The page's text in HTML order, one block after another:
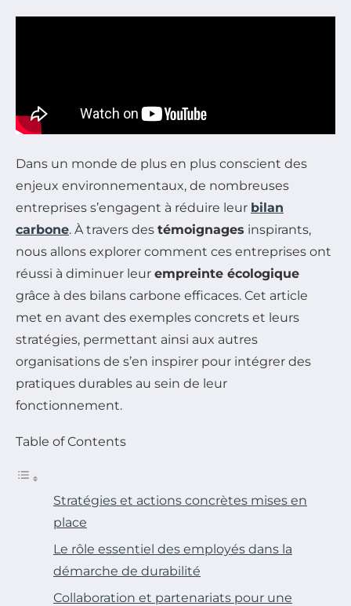
Dans un monde de plus en plus conscient des
enjeux environnementaux, de nombreuses
entreprises s’engagent à réduire leur bilan
carbone. À travers des témoignages inspirants,
nous allons explorer comment ces entreprises ont
réussi à diminuer leur empreinte écologique
grâce à des bilans carbone efficaces. Cet article
met en avant des exemples concrets et leurs
stratégies, permettant ainsi aux autres
organisations de s’en inspirer pour intégrer des
pratiques durables au sein de leur
fonctionnement.
Table of Contents
Stratégies et actions concrètes mises en
place
Le rôle essentiel des employés dans la
démarche de durabilité
Collaboration et partenariats pour une